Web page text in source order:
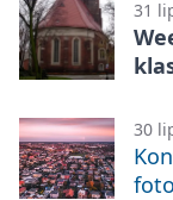
31
30